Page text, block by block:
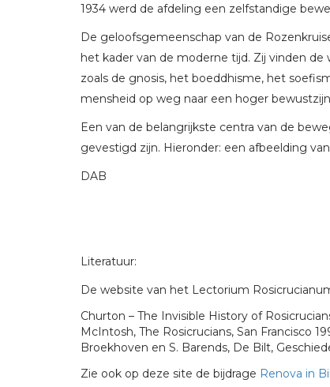
1934 werd de afdeling een zelfstandige
De geloofsgemeenschap van de
het kader van de moderne tijd. Zij vinden
zoals de gnosis, het boeddhisme, het
mensheid op weg naar een hoger
Een van de belangrijkste centra van de
gevestigd zijn. Hieronder: een afbeelding
DAB
Literatuur:
De website van het Lectorium
Churton – The Invisible History of
McIntosh, The Rosicrucians, San Francisco
Broekhoven en S. Barends, De Bilt,
Zie ook op deze site de bijdrage Renova in